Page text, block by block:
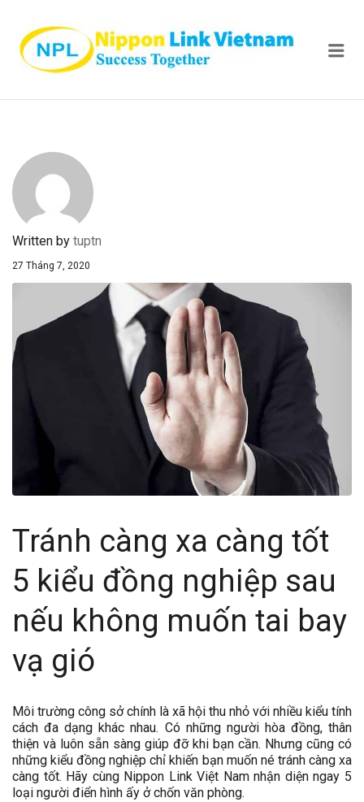
Written by tuptn
27 Tháng 7, 2020
Tránh càng xa càng tốt
5 kiểu đồng nghiệp sau
nếu không muốn tai bay
vạ gió
Môi trường công sở chính là xã hội thu nhỏ với nhiều kiểu tính
cách đa dạng khác nhau. Có những người hòa đồng, thân
thiện và luôn sẵn sàng giúp đỡ khi bạn cần. Nhưng cũng có
những kiểu đồng nghiệp chỉ khiến bạn muốn né tránh càng xa
càng tốt. Hãy cùng Nippon Link Việt Nam nhận diện ngay 5
loại người điển hình ấy ở chốn văn phòng.